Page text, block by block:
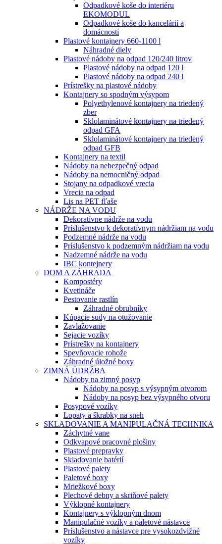
Odpadkové koše do interiéru
EKOMODUL
Odpadkové koše do kancelárií a
domácností
Plastové kontajnery 660-1100 l
Náhradné diely
Plastové nádoby na odpad 120/240 litrov
Plastové nádoby na odpad 120 l
Plastové nádoby na odpad 240 l
Prístrešky na plastové nádoby
Kontajnery so spodným výsypom
Polyethylenové kontajnery na triedený
zber
Sklolaminátové kontajnery na triedený
odpad GFA
Sklolaminátové kontajnery na triedený
odpad GFB
Kontajnery na textil
Nádoby na nebezpečný odpad
Nádoby na nemocničný odpad
Stojany na odpadkové vrecia
Vrecia na odpad
Lis na PET fľaše
NÁDRŽE NA VODU
Dekoratívne nádrže na vodu
Príslušenstvo k dekoratívnym nádržiam na vodu
Podzemné nádrže na vodu
Príslušenstvo k podzemným nádržiam na vodu
Nadzemné nádrže na vodu
IBC kontejnery
DOM A ZÁHRADA
Kompostéry
Kvetináče
Pestovanie rastlín
Záhradné obrubníky
Kúpacie sudy na otužovanie
Zavlažovanie
Sejacie vozíky
Prístrešky na kontajnery
Spevňovacie rohože
Záhradné úložné boxy
ZIMNÁ ÚDRŽBA
Nádoby na zimný posyp
Nádoby na posyp s výsypným otvorom
Nádoby na posyp bez výsypného otvoru
Posypové vozíky
Lopaty a škrabky na sneh
SKLADOVANIE A MANIPULAČNÁ TECHNIKA
Záchytné vane
Odkvapové pracovné plošiny
Plastové prepravky
Skladovanie batérií
Plastové palety
Paletové boxy
Mriežkové boxy
Plechové debny a skriňové palety
Výklopné kontajnery
Kontajnery s výklopným dnom
Manipulačné vozíky a paletové nástavce
Príslušenstvo a nástavce pre vysokozdvižné
vozíky